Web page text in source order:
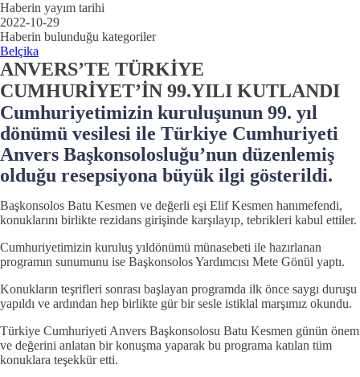
Haberin yayım tarihi
2022-10-29
Haberin bulunduğu kategoriler
Belçika
ANVERS’TE TÜRKİYE
CUMHURİYET’İN 99.YILI KUTLANDI
Cumhuriyetimizin kuruluşunun 99. yıl
dönümü vesilesi ile Türkiye Cumhuriyeti
Anvers Başkonsolosluğu’nun düzenlemiş
olduğu resepsiyona büyük ilgi gösterildi.
Başkonsolos Batu Kesmen ve değerli eşi Elif Kesmen hanımefendi,
konuklarını birlikte rezidans girişinde karşılayıp, tebrikleri kabul ettiler.
Cumhuriyetimizin kuruluş yıldönümü münasebeti ile hazırlanan
programın sunumunu ise Başkonsolos Yardımcısı Mete Gönül yaptı.
Konukların teşrifleri sonrası başlayan programda ilk önce saygı duruşu
yapıldı ve ardından hep birlikte gür bir sesle istiklal marşımız okundu.
Türkiye Cumhuriyeti Anvers Başkonsolosu Batu Kesmen günün önem
ve değerini anlatan bir konuşma yaparak bu programa katılan tüm
konuklara teşekkür etti.